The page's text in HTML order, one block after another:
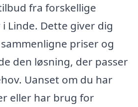
fra forskellige
Linde. Dette giver dig
priser og
den løsning, der passer
Uanset om du har
eller har brug for